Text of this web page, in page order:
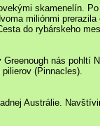
skamenelín.
miliónmi
do rybárskeho
nás pohltí
(Pinnacles).
Austrálie.